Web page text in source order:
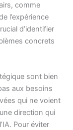
comme
l’expérience
d’identifier
concrets
sont bien
aux besoins
qui ne voient
direction qui
Pour éviter